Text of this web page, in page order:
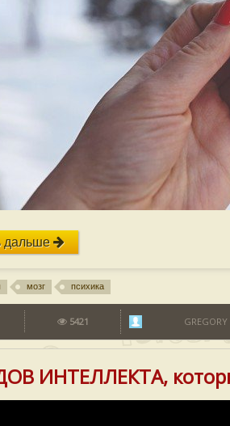
дальше
мозг психика
5421 GREGORY
ИНТЕЛЛЕКТА,